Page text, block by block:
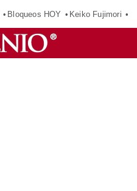
Bloqueos HOY Keiko Fujimori